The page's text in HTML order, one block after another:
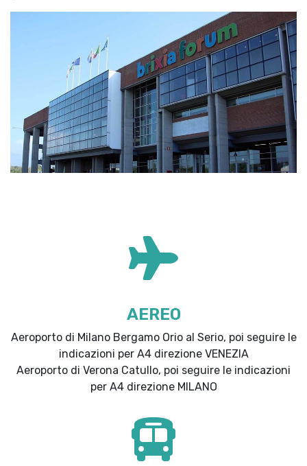
AEREO
Aeroporto di Milano Bergamo Orio al Serio, poi seguire le
indicazioni per A4 direzione VENEZIA
Aeroporto di Verona Catullo, poi seguire le indicazioni
per A4 direzione MILANO